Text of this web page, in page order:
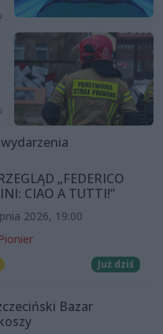
„FEDERICO
CIAO A TUTTI!”
2026, 19:00
Już dziś
Bazar